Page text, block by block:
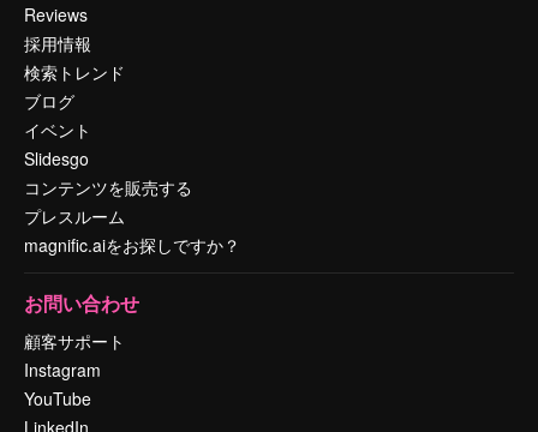
Reviews
採用情報
検索トレンド
ブログ
イベント
Slidesgo
コンテンツを販売する
プレスルーム
magnific.aiをお探しですか？
お問い合わせ
顧客サポート
Instagram
YouTube
LinkedIn